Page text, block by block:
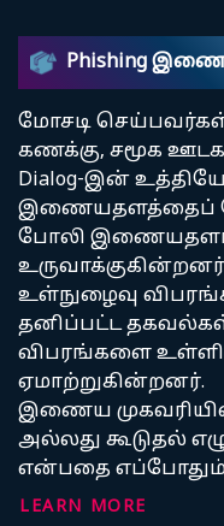
Phishing
மோசடி
கணக்கு, சமூக
Dialog-இன்
இணையதளத்தைப்
போலி
உள்நுழைவு
தனிப்பட்ட
விபரங்களை
ஏமாற்றுகின்றனர்.
இணைய முகவரியில்
அல்லது கூடுதல்
என்பதை எப்போதும்
LEARN MORE